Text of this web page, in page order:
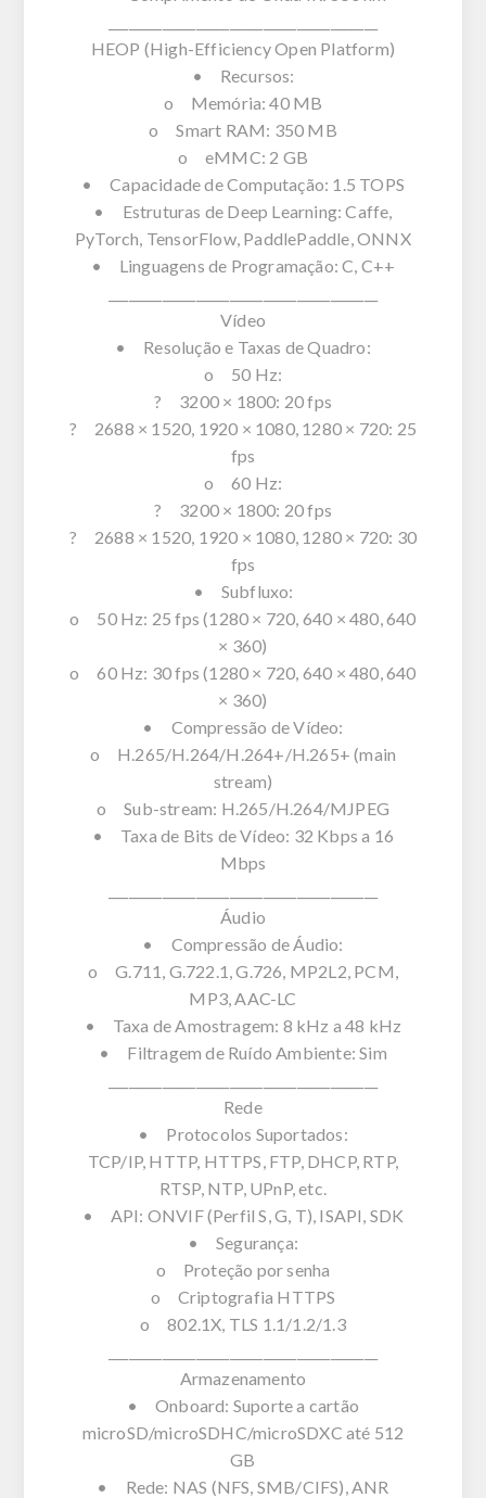
HEOP (High-Efficiency Open Platform)
• Recursos:
o Memória: 40 MB
o Smart RAM: 350 MB
o eMMC: 2 GB
• Capacidade de Computação: 1.5 TOPS
• Estruturas de Deep Learning: Caffe,
PyTorch, TensorFlow, PaddlePaddle, ONNX
• Linguagens de Programação: C, C++
Vídeo
• Resolução e Taxas de Quadro:
o 50 Hz:
? 3200 × 1800: 20 fps
? 2688 × 1520, 1920 × 1080, 1280 × 720: 25
fps
o 60 Hz:
? 3200 × 1800: 20 fps
? 2688 × 1520, 1920 × 1080, 1280 × 720: 30
fps
• Subfluxo:
o 50 Hz: 25 fps (1280 × 720, 640 × 480, 640
× 360)
o 60 Hz: 30 fps (1280 × 720, 640 × 480, 640
× 360)
• Compressão de Vídeo:
o H.265/H.264/H.264+/H.265+ (main
stream)
o Sub-stream: H.265/H.264/MJPEG
• Taxa de Bits de Vídeo: 32 Kbps a 16
Mbps
Áudio
• Compressão de Áudio:
o G.711, G.722.1, G.726, MP2L2, PCM,
MP3, AAC-LC
• Taxa de Amostragem: 8 kHz a 48 kHz
• Filtragem de Ruído Ambiente: Sim
Rede
• Protocolos Suportados:
TCP/IP, HTTP, HTTPS, FTP, DHCP, RTP,
RTSP, NTP, UPnP, etc.
• API: ONVIF (Perfil S, G, T), ISAPI, SDK
• Segurança:
o Proteção por senha
o Criptografia HTTPS
o 802.1X, TLS 1.1/1.2/1.3
Armazenamento
• Onboard: Suporte a cartão
microSD/microSDHC/microSDXC até 512
GB
• Rede: NAS (NFS, SMB/CIFS), ANR